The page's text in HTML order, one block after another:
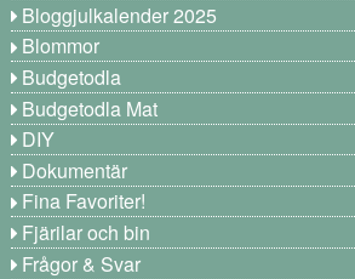
Bloggjulkalender 2025
Blommor
Budgetodla
Budgetodla Mat
DIY
Dokumentär
Fina Favoriter!
Fjärilar och bin
Frågor & Svar